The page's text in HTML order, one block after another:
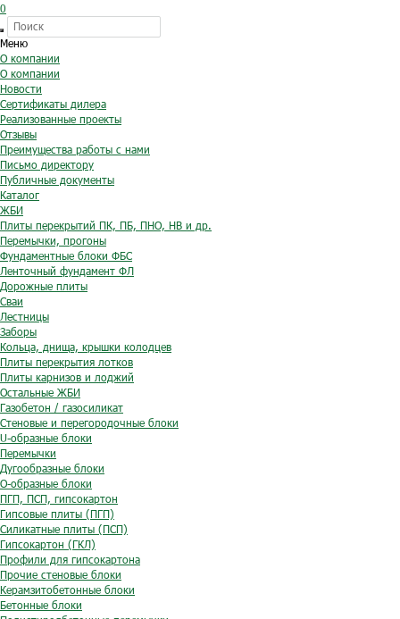
0
Меню
О компании
О компании
Новости
Сертификаты дилера
Реализованные проекты
Отзывы
Преимущества работы с нами
Письмо директору
Публичные документы
Каталог
ЖБИ
Плиты перекрытий ПК, ПБ, ПНО, НВ и др.
Перемычки, прогоны
Фундаментные блоки ФБС
Ленточный фундамент ФЛ
Дорожные плиты
Сваи
Лестницы
Заборы
Кольца, днища, крышки колодцев
Плиты перекрытия лотков
Плиты карнизов и лоджий
Остальные ЖБИ
Газобетон / газосиликат
Стеновые и перегородочные блоки
U-образные блоки
Перемычки
Дугообразные блоки
O-образные блоки
ПГП, ПСП, гипсокартон
Гипсовые плиты (ПГП)
Силикатные плиты (ПСП)
Гипсокартон (ГКЛ)
Профили для гипсокартона
Прочие стеновые блоки
Керамзитобетонные блоки
Бетонные блоки